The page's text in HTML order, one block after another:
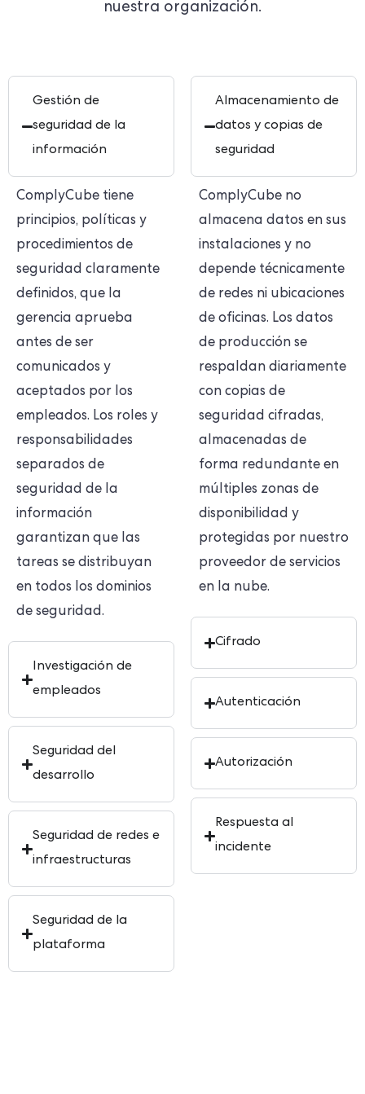
nuestra organización.
Gestión de
seguridad de la
información
ComplyCube tiene
principios, políticas y
procedimientos de
seguridad claramente
definidos, que la
gerencia aprueba
antes de ser
comunicados y
aceptados por los
empleados. Los roles y
responsabilidades
separados de
seguridad de la
información
garantizan que las
tareas se distribuyan
en todos los dominios
de seguridad.
Investigación de
empleados
Seguridad del
desarrollo
Seguridad de redes e
infraestructuras
Seguridad de la
plataforma
Almacenamiento de
datos y copias de
seguridad
ComplyCube no
almacena datos en sus
instalaciones y no
depende técnicamente
de redes ni ubicaciones
de oficinas. Los datos
de producción se
respaldan diariamente
con copias de
seguridad cifradas,
almacenadas de
forma redundante en
múltiples zonas de
disponibilidad y
protegidas por nuestro
proveedor de servicios
en la nube.
Cifrado
Autenticación
Autorización
Respuesta al
incidente